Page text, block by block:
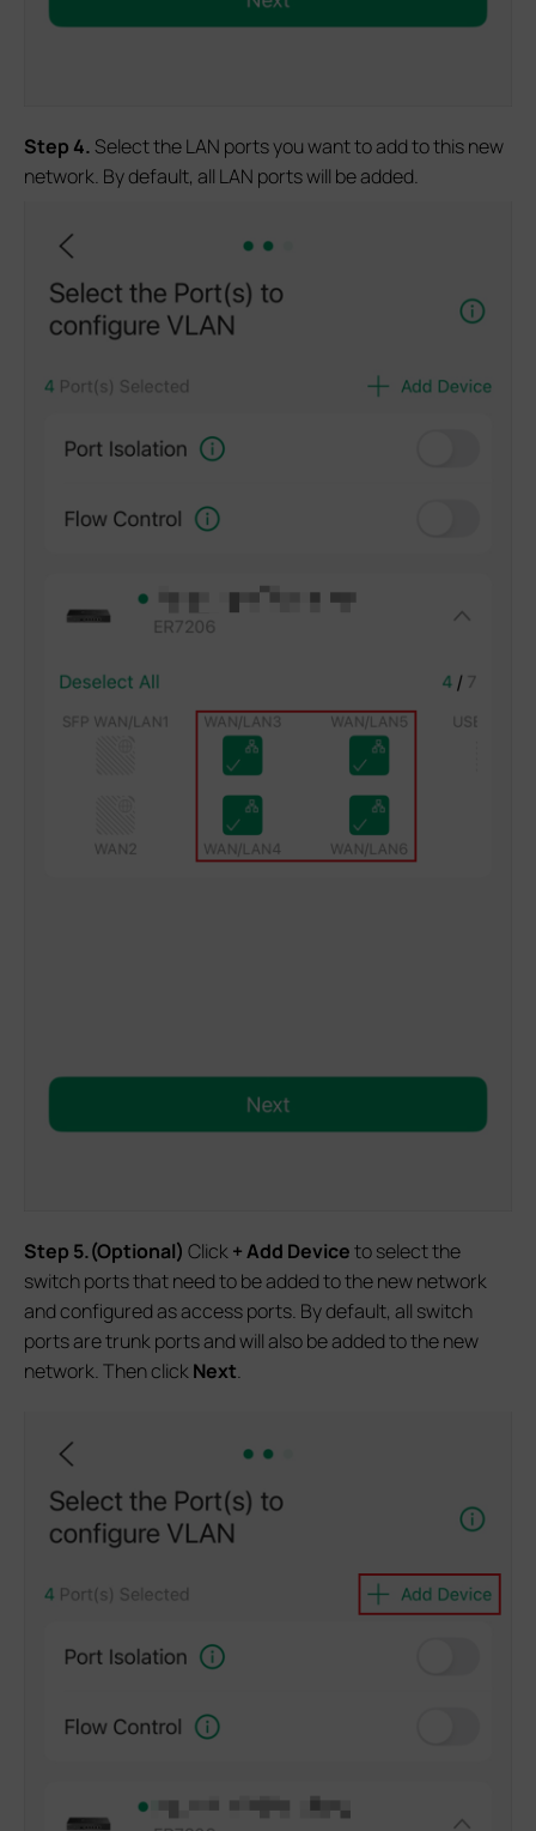
Step 4.Select the LAN ports you want to add to this new
network. By default, all LAN ports will be added.
Step 5.(Optional) Click+ Add Deviceto select the
switch ports that need to be added to the new network
and configured as access ports. By default, all switch
ports are trunk ports and will also be added to the new
network. Then clickNext.